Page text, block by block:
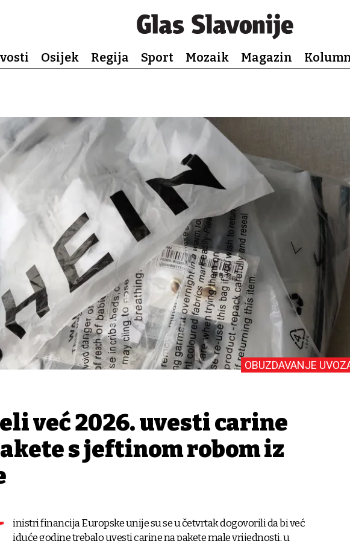
Osijek Regija Sport Mozaik Magazin
OBUZDAVANJE
već 2026. uvesti carine
s jeftinom robom iz
inistri financija Europske unije su se u četvrtak dogovorili da bi već
iduće godine trebalo uvesti carine na pakete male vrijednosti, u